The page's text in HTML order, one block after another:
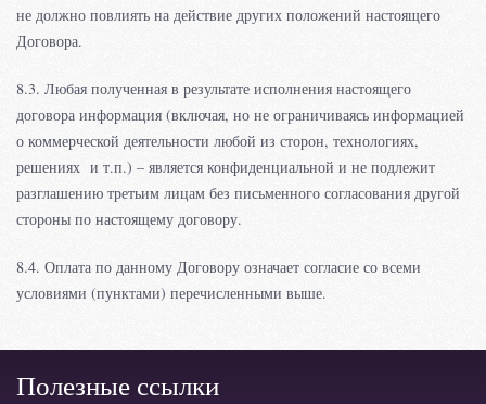
не должно повлиять на действие других положений настоящего
Договора.
8.3. Любая полученная в результате исполнения настоящего
договора информация (включая, но не ограничиваясь информацией
о коммерческой деятельности любой из сторон, технологиях,
решениях и т.п.) – является конфиденциальной и не подлежит
разглашению третьим лицам без письменного согласования другой
стороны по настоящему договору.
8.4. Оплата по данному Договору означает согласие со всеми
условиями (пунктами) перечисленными выше.
Полезные ссылки